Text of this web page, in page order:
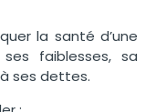
la santé d’une
faiblesses, sa
ses dettes.